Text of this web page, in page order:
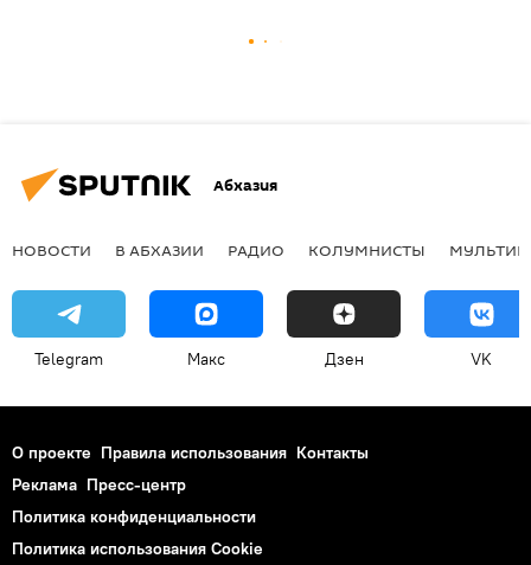
Абхазия
НОВОСТИ В АБХАЗИИ РАДИО КОЛУМНИСТЫ
Telegram Макс Дзен VK
О проекте Правила использования Контакты
Реклама Пресс-центр
Политика конфиденциальности
Политика использования Cookie